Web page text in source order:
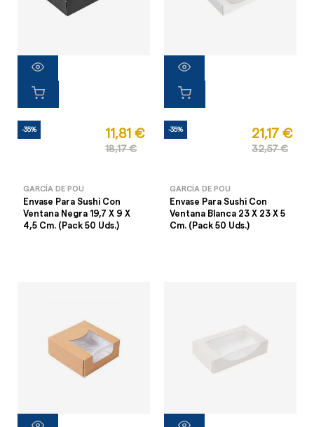
-35% 11,81 €
18,17 €
GARCÍA DE POU
Envase Para Sushi Con
Ventana Negra 19,7 X 9 X
4,5 Cm. (Pack 50 Uds.)
-35% 21,17 €
32,57 €
GARCÍA DE POU
Envase Para Sushi Con
Ventana Blanca 23 X 23 X 5
Cm. (Pack 50 Uds.)